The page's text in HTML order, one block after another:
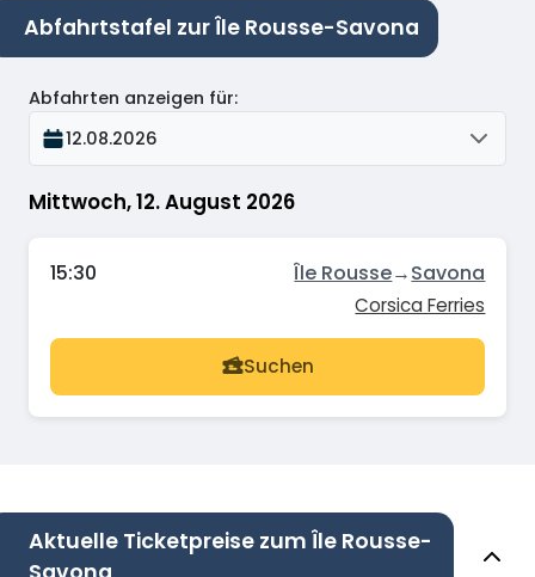
Abfahrtstafel zur Île Rousse-Savona
Mittwoch, 12. August 2026
Abfahrten anzeigen für:
12.08.2026
15:30 Île Rousse→Savona
Corsica Ferries
Suchen
Aktuelle Ticketpreise zum Île Rousse-